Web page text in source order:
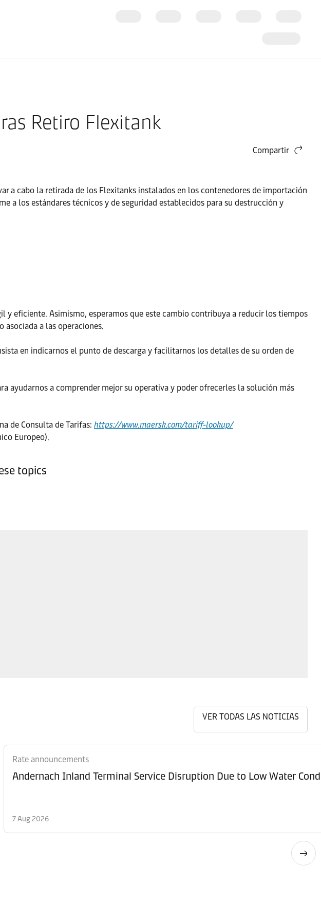
Retiro Flexitank
Compartir
a cabo la retirada de los Flexitanks instalados en los contenedores de importación
a los estándares técnicos y de seguridad establecidos para su destrucción y
eficiente. Asimismo, esperamos que este cambio contribuya a reducir los tiempos
a las operaciones.
en indicarnos el punto de descarga y facilitarnos los detalles de su orden de
ayudarnos a comprender mejor su operativa y poder ofrecerles la solución más
de Consulta de Tarifas: https://www.maersk.com/tariff-lookup/
Europeo).
topics
VER TODAS LAS NOTICIAS
Rate announcements
Andernach Inland Terminal Service Disruption Due to Low Water
7 Aug 2026